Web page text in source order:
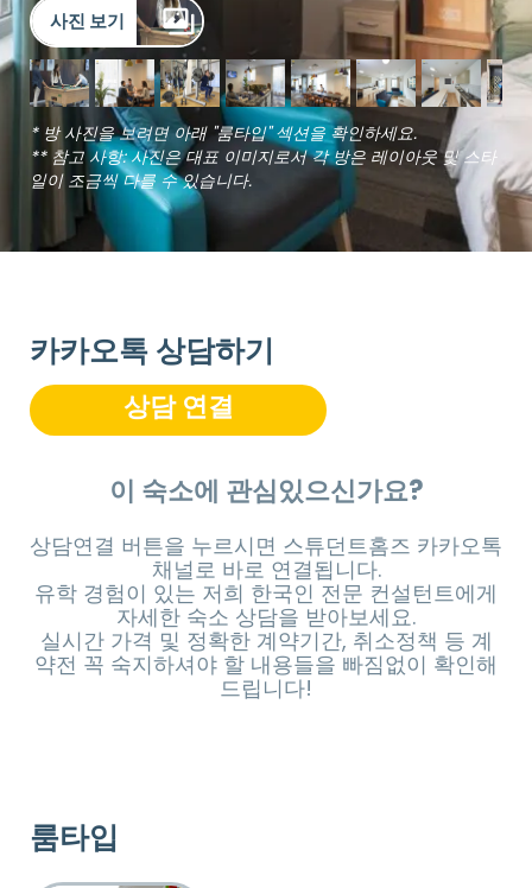
사진 보기
* 방 사진을 보려면 아래 "룸타입" 섹션을 확인하세요.
** 참고 사항: 사진은 대표 이미지로서 각 방은 레이아웃 및 스타
일이 조금씩 다를 수 있습니다.
카카오톡 상담하기
상담 연결
이 숙소에 관심있으신가요?
상담연결 버튼을 누르시면 스튜던트홈즈 카카오톡
채널로 바로 연결됩니다.
유학 경험이 있는 저희 한국인 전문 컨설턴트에게
자세한 숙소 상담을 받아보세요.
실시간 가격 및 정확한 계약기간, 취소정책 등 계
약전 꼭 숙지하셔야 할 내용들을 빠짐없이 확인해
드립니다!
룸타입